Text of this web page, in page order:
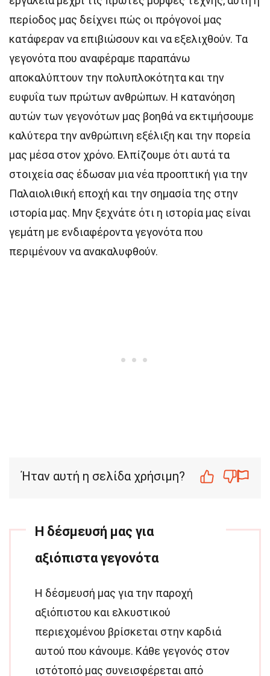
περίοδος μας δείχνει πώς οι πρόγονοί μας
κατάφεραν να επιβιώσουν και να εξελιχθούν. Τα
γεγονότα που αναφέραμε παραπάνω
αποκαλύπτουν την πολυπλοκότητα και την
ευφυΐα των πρώτων ανθρώπων. Η κατανόηση
αυτών των γεγονότων μας βοηθά να εκτιμήσουμε
καλύτερα την ανθρώπινη εξέλιξη και την πορεία
μας μέσα στον χρόνο. Ελπίζουμε ότι αυτά τα
στοιχεία σας έδωσαν μια νέα προοπτική για την
Παλαιολιθική εποχή και την σημασία της στην
ιστορία μας. Μην ξεχνάτε ότι η ιστορία μας είναι
γεμάτη με ενδιαφέροντα γεγονότα που
περιμένουν να ανακαλυφθούν.
Ήταν αυτή η σελίδα χρήσιμη?
Η δέσμευσή μας για
αξιόπιστα γεγονότα
Η δέσμευσή μας για την παροχή
αξιόπιστου και ελκυστικού
περιεχομένου βρίσκεται στην καρδιά
αυτού που κάνουμε. Κάθε γεγονός στον
ιστότοπό μας συνεισφέρεται από